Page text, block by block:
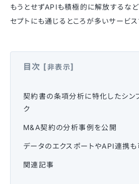
もうとせずAPIも積極的に解放するなど
セプトにも通じるところが多いサービス
目次 [非表示]
契約書の条項分析に特化したシン
ク
M&A契約の分析事例を公開
データのエクスポートやAPI連携
関連記事